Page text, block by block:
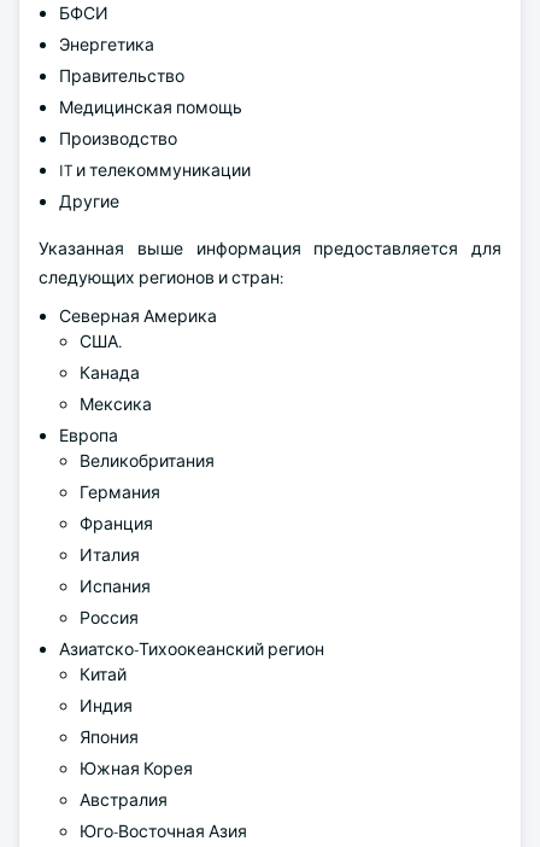
БФСИ
Энергетика
Правительство
Медицинская помощь
Производство
IT и телекоммуникации
Другие
Указанная выше информация предоставляется для
следующих регионов и стран:
Северная Америка
США.
Канада
Мексика
Европа
Великобритания
Германия
Франция
Италия
Испания
Россия
Азиатско-Тихоокеанский регион
Китай
Индия
Япония
Южная Корея
Австралия
Юго-Восточная Азия